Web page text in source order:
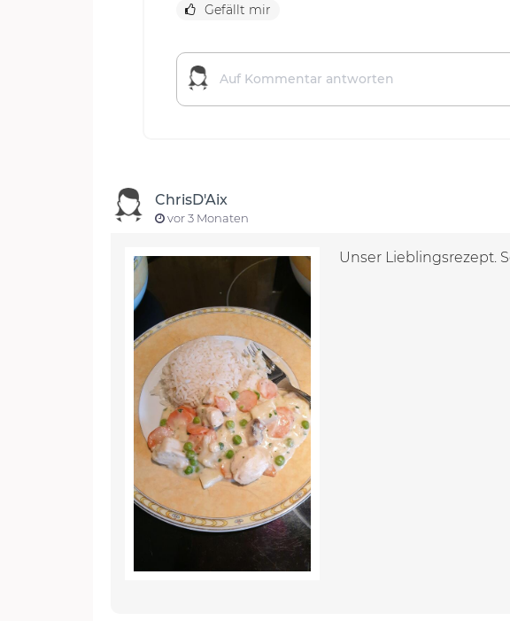
Gefällt mir
ChrisD'Aix
vor 3 Monaten
Unser Lieblingsrezept.